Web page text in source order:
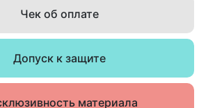
Чек об оплате
Допуск к защите
материала